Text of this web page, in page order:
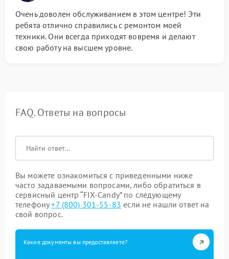
Очень доволен обслуживанием в этом центре! Эти
ребята отлично справились с ремонтом моей
техники. Они всегда приходят вовремя и делают
свою работу на высшем уровне.
FAQ. Ответы на вопросы
Вы можете ознакомиться с приведенными ниже
часто задаваемыми вопросами, либо обратиться в
сервисный центр “FIX-Candy” по следующему
телефону+7 (800) 301-55-83 если не нашли ответ на
свой вопрос.
Какие документы вы предоставляете?